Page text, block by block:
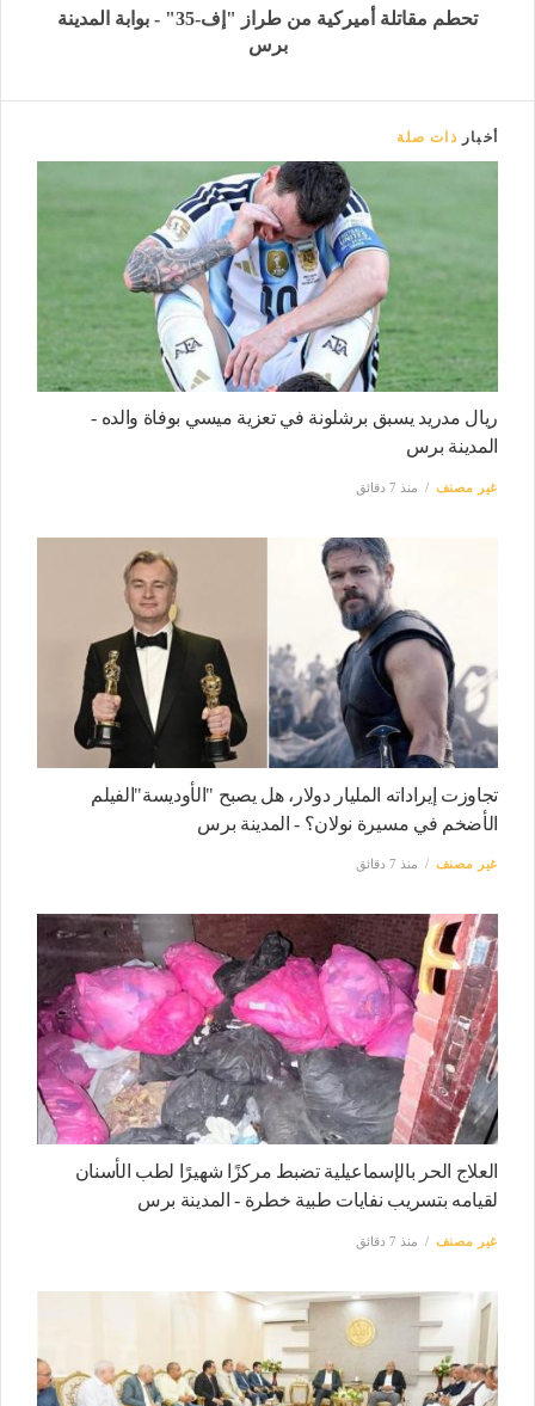
تحطم مقاتلة أميركية من طراز "إف-35" - بوابة المدينة
برس
أخبار ذات صلة
ريال مدريد يسبق برشلونة في تعزية ميسي بوفاة والده -
المدينة برس
غير مصنف منذ 7 دقائق
تجاوزت إيراداته المليار دولار، هل يصبح "الأوديسة"الفيلم
الأضخم في مسيرة نولان؟ - المدينة برس
غير مصنف منذ 7 دقائق
العلاج الحر بالإسماعيلية تضبط مركزًا شهيرًا لطب الأسنان
لقيامه بتسريب نفايات طبية خطرة - المدينة برس
غير مصنف منذ 7 دقائق